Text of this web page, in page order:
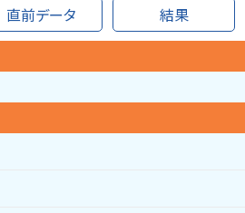
直前データ 結果